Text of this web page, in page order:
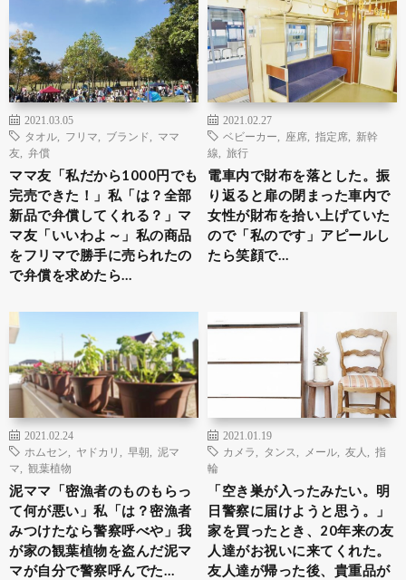
2021.03.05
タオル
フリマ ブランド
ママ
友
弁償
ママ友「私だから1000円でも
完売できた！」私「は？全部
新品で弁償してくれる？」マ
マ友「いいわよ～」私の商品
をフリマで勝手に売られたの
で弁償を求めたら…
2021.02.27
ベビーカー
座席 指定席
新幹
線
旅行
電車内で財布を落とした。振
り返ると扉の閉まった車内で
女性が財布を拾い上げていた
ので「私のです」アピールし
たら笑顔で…
2021.02.24
ホムセン
ヤドカリ 早朝
泥マ
マ
観葉植物
泥ママ「密漁者のものもらっ
て何が悪い」私「は？密漁者
みつけたなら警察呼べや」我
が家の観葉植物を盗んだ泥マ
マが自分で警察呼んでた…
2021.01.19
カメラ
タンス メール 友人
指
輪
「空き巣が入ったみたい。明
日警察に届けようと思う。」
家を買ったとき、20年来の友
人達がお祝いに来てくれた。
友人達が帰った後、貴重品が